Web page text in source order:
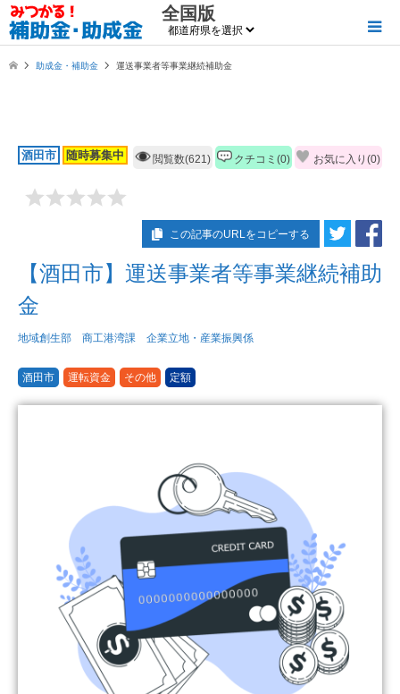
全国版
助成金・補助金 運送事業者等事業継続補助金
酒田市 随時募集中 閲覧数(621) クチコミ(0) お気に入り(0)
この記事のURLをコピーする
【酒田市】運送事業者等事業継続補助
金
地域創生部 商工港湾課 企業立地・産業振興係
酒田市 運転資金 その他 定額